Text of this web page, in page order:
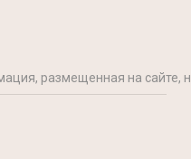
размещенная на сайте,